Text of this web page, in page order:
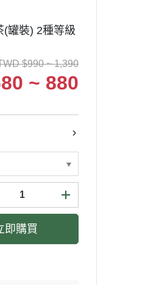
(罐裝) 2種等級
$990 ~ 1,390
~ 880
即購買